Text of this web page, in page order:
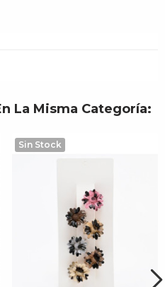
La Misma Categoría:
Sin Stock